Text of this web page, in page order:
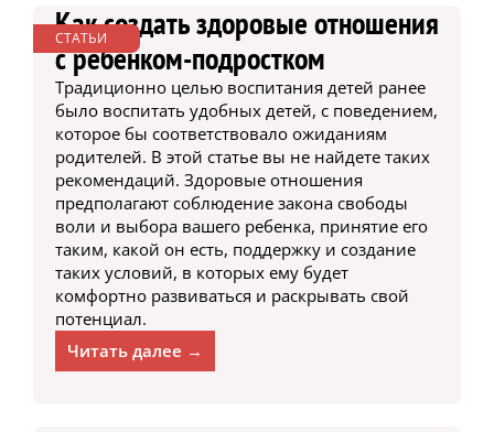
СТАТЬИ
Как создать здоровые отношения
с ребенком-подростком
Традиционно целью воспитания детей ранее
было воспитать удобных детей, с поведением,
которое бы соответствовало ожиданиям
родителей. В этой статье вы не найдете таких
рекомендаций. Здоровые отношения
предполагают соблюдение закона свободы
воли и выбора вашего ребенка, принятие его
таким, какой он есть, поддержку и создание
таких условий, в которых ему будет
комфортно развиваться и раскрывать свой
потенциал.
Читать далее →